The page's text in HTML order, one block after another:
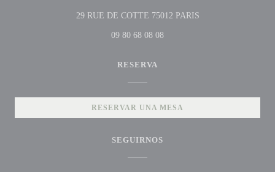
29 RUE DE COTTE 75012 PARIS((abre en una nueva
09 80 68 08 08
RESERVA
RESERVAR UNA MESA
SEGUIRNOS